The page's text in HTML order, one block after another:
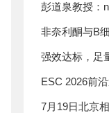
大会秘书长解
彭道泉教授：
力CKM共管共
非奈利酮与B
篇章
强效达标，足
CKD患者实现
ESC 2026前
7月19日北京